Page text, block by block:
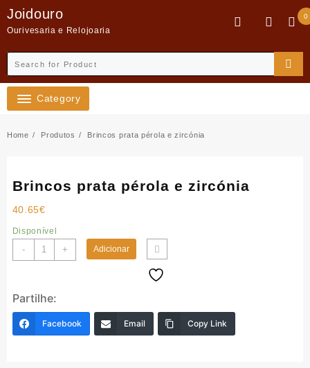
content
Joidouro
Ourivesaria e Relojoaria
0
Category
Home Produtos Brincos prata pérola e zircónia
Brincos prata pérola e zircónia
40.65€
Disponível
-
Quantidade
de
pérola
+ Adicionar
Partilhe:
Facebook Email Copy Link